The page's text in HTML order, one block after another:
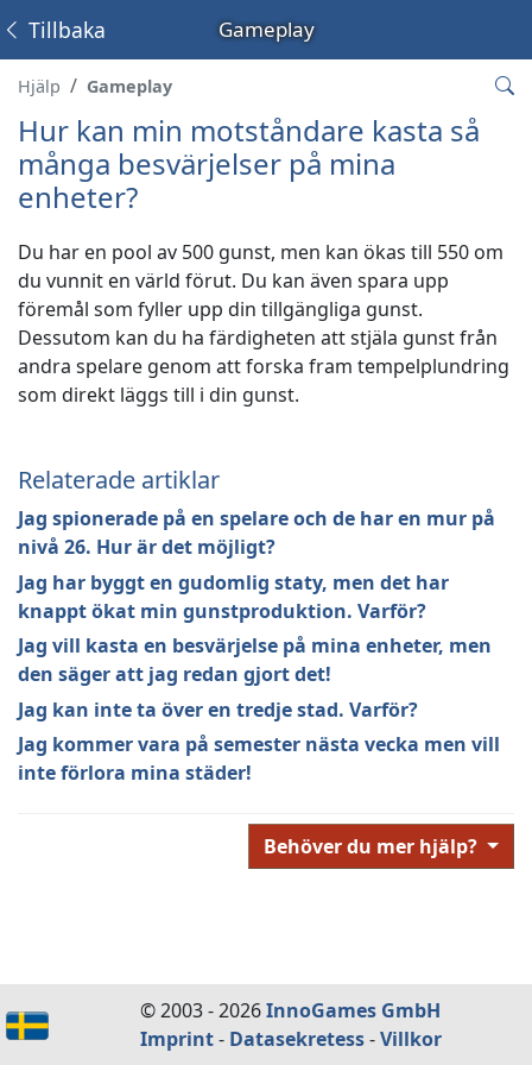
Gameplay
Tillbaka
Hjälp Gameplay
Hur kan min motståndare kasta så
många besvärjelser på mina
enheter?
Du har en pool av 500 gunst, men kan ökas till 550 om
du vunnit en värld förut. Du kan även spara upp
föremål som fyller upp din tillgängliga gunst.
Dessutom kan du ha färdigheten att stjäla gunst från
andra spelare genom att forska fram tempelplundring
som direkt läggs till i din gunst.
Relaterade artiklar
Jag spionerade på en spelare och de har en mur på
nivå 26. Hur är det möjligt?
Jag har byggt en gudomlig staty, men det har
knappt ökat min gunstproduktion. Varför?
Jag vill kasta en besvärjelse på mina enheter, men
den säger att jag redan gjort det!
Jag kan inte ta över en tredje stad. Varför?
Jag kommer vara på semester nästa vecka men vill
inte förlora mina städer!
Behöver du mer hjälp?
© 2003 - 2026InnoGames GmbH
Imprint- Datasekretess-Villkor